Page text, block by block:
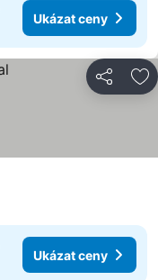
Ukázat ceny
Sdílet
Ukázat ceny